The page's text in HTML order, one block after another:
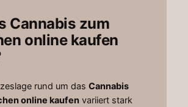
Cannabis zum
online kaufen
rund um das Cannabis
online kaufenvariiert stark